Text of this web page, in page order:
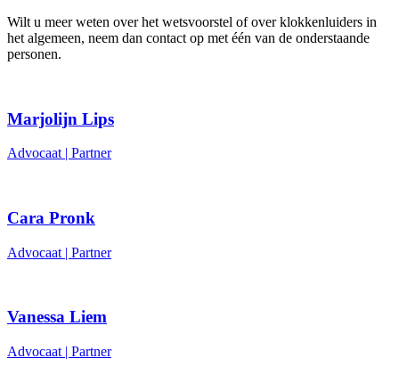
Wilt u meer weten over het wetsvoorstel of over klokkenluiders in
het algemeen, neem dan contact op met één van de onderstaande
personen.
Marjolijn Lips
Advocaat | Partner
Cara Pronk
Advocaat | Partner
Vanessa Liem
Advocaat | Partner